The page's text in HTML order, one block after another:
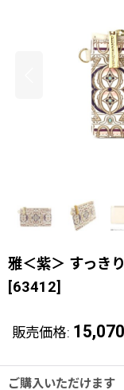
雅＜紫＞ すっき
[63412]
販売価格: 15,070
ご購入いただけます